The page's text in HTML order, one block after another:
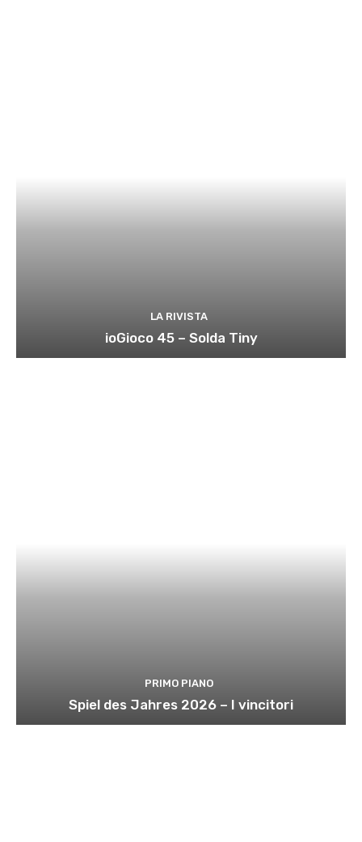
LA RIVISTA
ioGioco 45 – Solda Tiny
PRIMO PIANO
Spiel des Jahres 2026 – I vincitori